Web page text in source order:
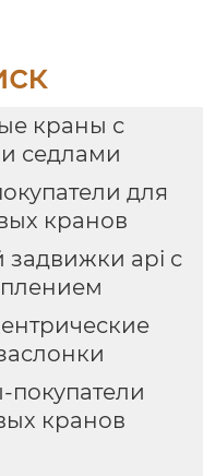
краны с
седлами
для
кранов
задвижки api с
кранов